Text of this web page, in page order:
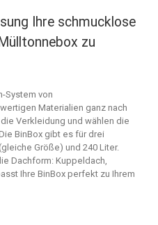
Ihre schmucklose
zu
System von
Materialien ganz nach
Verkleidung und wählen die
BinBox gibt es für drei
Größe) und 240 Liter.
Dachform: Kuppeldach,
Ihre BinBox perfekt zu Ihrem